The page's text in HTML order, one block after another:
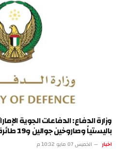
باليستياً وصاروخين جوالين و19 طائرة مسيّرة
اخبار الخميس 07 مايو 10:32 م